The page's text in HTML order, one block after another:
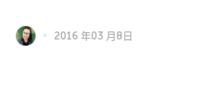
2016 年03 月8日